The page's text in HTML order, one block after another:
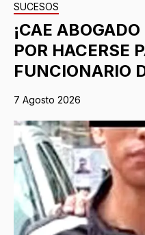
SUCESOS
¡CAE
POR HACERSE
FUNCIONARIO
7 Agosto 2026